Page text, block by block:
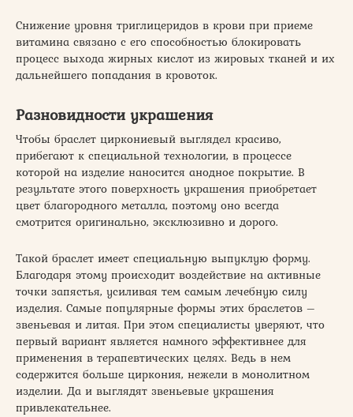
Снижение уровня триглицеридов в крови при приеме
витамина связано с его способностью блокировать
процесс выхода жирных кислот из жировых тканей и их
дальнейшего попадания в кровоток.
Разновидности украшения
Чтобы браслет циркониевый выглядел красиво,
прибегают к специальной технологии, в процессе
которой на изделие наносится анодное покрытие. В
результате этого поверхность украшения приобретает
цвет благородного металла, поэтому оно всегда
смотрится оригинально, эксклюзивно и дорого.
Такой браслет имеет специальную выпуклую форму.
Благодаря этому происходит воздействие на активные
точки запястья, усиливая тем самым лечебную силу
изделия. Самые популярные формы этих браслетов –
звеньевая и литая. При этом специалисты уверяют, что
первый вариант является намного эффективнее для
применения в терапевтических целях. Ведь в нем
содержится больше циркония, нежели в монолитном
изделии. Да и выглядят звеньевые украшения
привлекательнее.